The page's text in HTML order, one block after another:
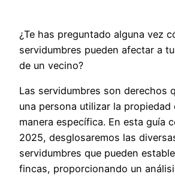
¿Te has preguntado alguna vez
servidumbres pueden afectar a
de un vecino?
Las servidumbres son derechos
una persona utilizar la propiedad
manera específica. En esta guía
2025, desglosaremos las
servidumbres que pueden
fincas, proporcionando un